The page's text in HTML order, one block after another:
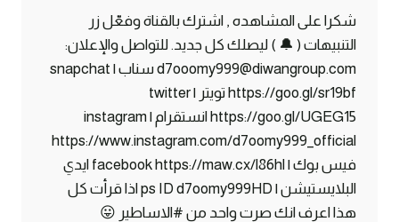
شكرا على المشاهده , اشترك بالقناة وفعّل زر
التنبيهات ( 🔔 ) ليصلك كل جديد. للتواصل والإعلان:
d7ooomy999@diwangroup.com سناب | snapchat
https://goo.gl/sr19bf تويتر | twitter
https://goo.gl/UGEG15 انستقرام | instagram
https://www.instagram.com/d7oomy999_official
فيس بوك | facebook https://maw.cx/l86hl ايدي
البلايستيشن | ps ID d7oomy999HD اذا قرأت كل
هذا اعرف انك صرت واحد من #الاساطير 😛